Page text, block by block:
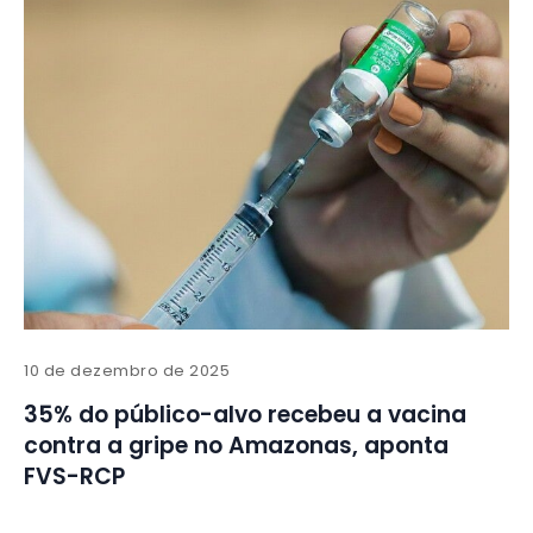
10 de dezembro de 2025
35% do público-alvo recebeu a vacina
contra a gripe no Amazonas, aponta
FVS-RCP